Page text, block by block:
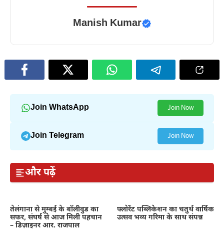
Manish Kumar
Join WhatsApp Join Now
Join Telegram Join Now
और पढ़ें
तेलंगाना से मुम्बई के बॉलीवुड का
सफर, संघर्ष से आज मिली पहचान
– डिज़ाइनर आर. राजपाल
फ्लोरेंट पब्लिकेशन का चतुर्थ वार्षिक
उत्सव भव्य गरिमा के साथ संपन्न